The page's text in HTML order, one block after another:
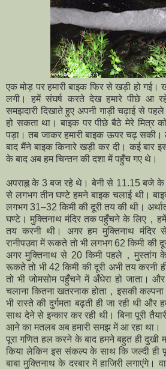
एक मोड़ पर हमारी बाइक फिर से खड़ी हो गई।
लगी। हमें संघर्ष करते देख हमारे पीछे आ
समझदारी दिखाते हुए अपनी गाड़ी चढ़ाई से
हो सकता था। बाइक पर पीछे बैठे मेरे मित्र
पड़ा। तब जाकर हमारी बाइक ऊपर चढ़
बाद मैंने बाइक किनारे खड़ी कर दी। कई बार
के बाद अब हम चिन्तन की दशा में पहुँच गए थे।
अपराह्न के 3 बज रहे थे। बेनी से 11.15 बजे
से लगभग तीन घण्टे हमने बाइक चलाई थी।
लगभग 31–32 किमी की दूरी तय की थी।
घण्टे। मुक्तिनाथ मंदिर तक पहुँचने के लिए，हमें
तय करनी थी। अगर हम मुक्तिनाथ मंदिर
रानीपउवा में रूकते तो भी लगभग 62 किमी की
अगर मुक्तिनाथ से 20 किमी पहले，मुस्तांग
रूकते तो भी 42 किमी की दूरी अभी तय करनी
तो भी जोमसोम पहुँचने में अँधेरा हो जाता।
चलाना कितना खतरनाक होता，इसकी
भी रास्ते की दुर्गमता बढ़ती ही जा रही थी और
साथ देने से इन्कार कर रही थी। बिना पूरी
आने का मतलब अब हमारी समझ में आ रहा था।
पूरा गणित हल करने के बाद हमने बहुत ही
किया लेकिन इस संकल्प के साथ कि जल्दी ही
बाबा मुक्तिनाथ के दरबार में हाजिरी लगाएंगे।